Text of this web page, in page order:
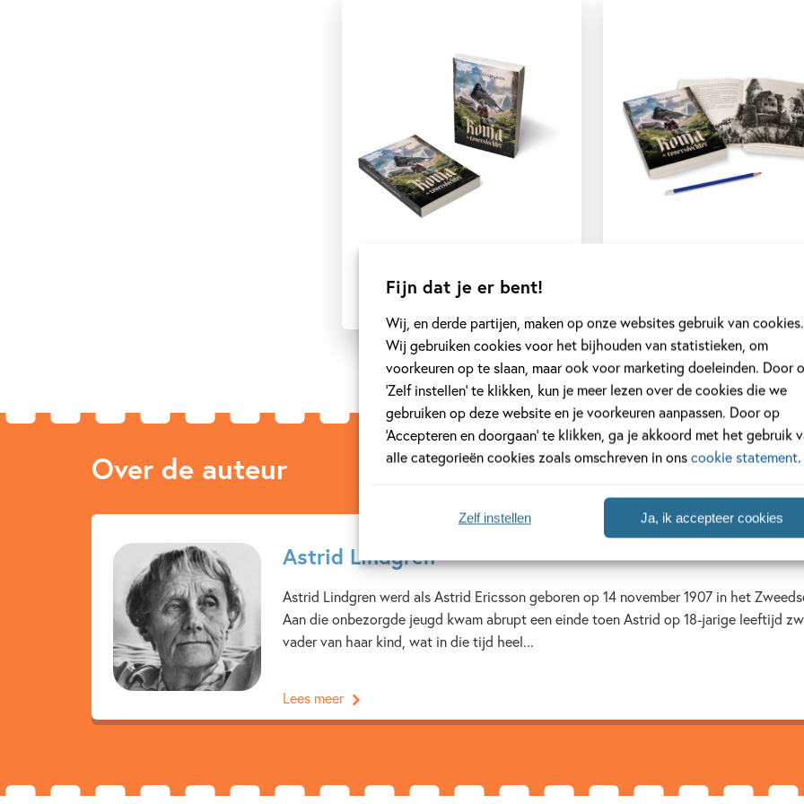
Fijn dat je er bent!
Wij, en derde partijen, maken op onze websites gebruik van cookies.
Wij gebruiken cookies voor het bijhouden van statistieken, om
voorkeuren op te slaan, maar ook voor marketing doeleinden. Door
‘Zelf instellen’ te klikken, kun je meer lezen over de cookies die we
gebruiken op deze website en je voorkeuren aanpassen. Door op
‘Accepteren en doorgaan’ te klikken, ga je akkoord met het gebruik
alle categorieën cookies zoals omschreven in onscookie statement.
Ja, ik accepteer cookies
Zelf instellen
Over de auteur
Astrid Lindgren
Astrid Lindgren werd als Astrid Ericsson geboren op 14 november 1907 in het
Aan die onbezorgde jeugd kwam abrupt een einde toen Astrid op 18-jarige leeftijd
vader van haar kind, wat in die tijd heel...
Lees meer